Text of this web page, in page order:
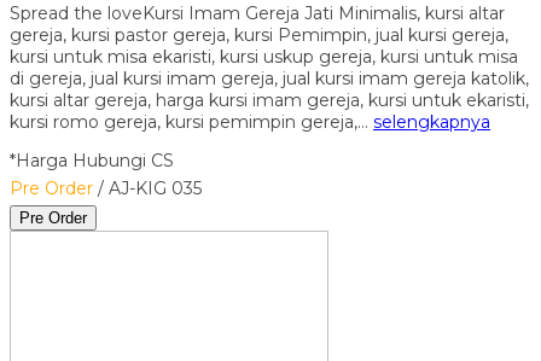
Spread the loveKursi Imam Gereja Jati Minimalis, kursi altar
gereja, kursi pastor gereja, kursi Pemimpin, jual kursi gereja,
kursi untuk misa ekaristi, kursi uskup gereja, kursi untuk misa
di gereja, jual kursi imam gereja, jual kursi imam gereja katolik,
kursi altar gereja, harga kursi imam gereja, kursi untuk ekaristi,
kursi romo gereja, kursi pemimpin gereja,… selengkapnya
*Harga Hubungi CS
Pre Order / AJ-KIG 035
Pre Order